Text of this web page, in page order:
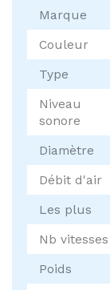
Marque
Couleur
Type
Niveau
sonore
Diamètre
Débit d'air
Les plus
Nb vitesses
Poids